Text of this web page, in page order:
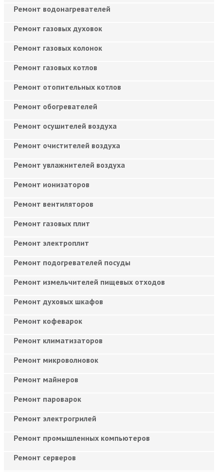
Ремонт водонагревателей
Ремонт газовых духовок
Ремонт газовых колонок
Ремонт газовых котлов
Ремонт отопительных котлов
Ремонт обогревателей
Ремонт осушителей воздуха
Ремонт очистителей воздуха
Ремонт увлажнителей воздуха
Ремонт ионизаторов
Ремонт вентиляторов
Ремонт газовых плит
Ремонт электроплит
Ремонт подогревателей посуды
Ремонт измельчителей пищевых отходов
Ремонт духовых шкафов
Ремонт кофеварок
Ремонт климатизаторов
Ремонт микроволновок
Ремонт майнеров
Ремонт пароварок
Ремонт электрогрилей
Ремонт промышленных компьютеров
Ремонт серверов